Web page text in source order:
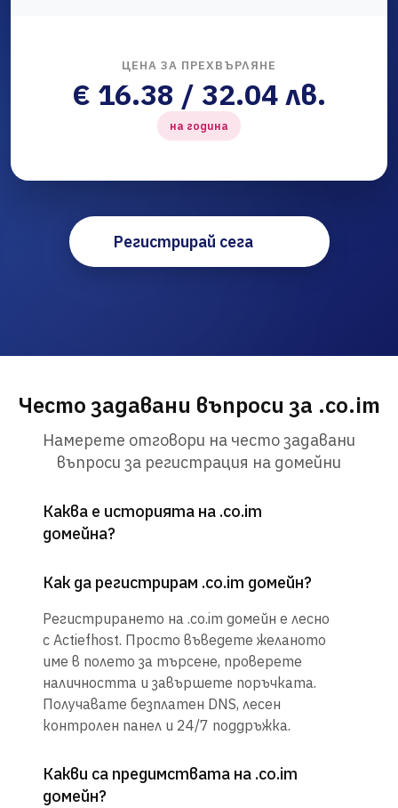
ЦЕНА ЗА ПРЕХВЪРЛЯНЕ
€ 16.38 / 32.04 лв.
на година
Регистрирай сега
Често задавани въпроси за .co.im
Намерете отговори на често задавани
въпроси за регистрация на домейни
Каква е историята на .co.im
домейна?
Как да регистрирам .co.im домейн?
Регистрирането на .co.im домейн е лесно
с Actiefhost. Просто въведете желаното
име в полето за търсене, проверете
наличността и завършете поръчката.
Получавате безплатен DNS, лесен
контролен панел и 24/7 поддръжка.
Какви са предимствата на .co.im
домейн?